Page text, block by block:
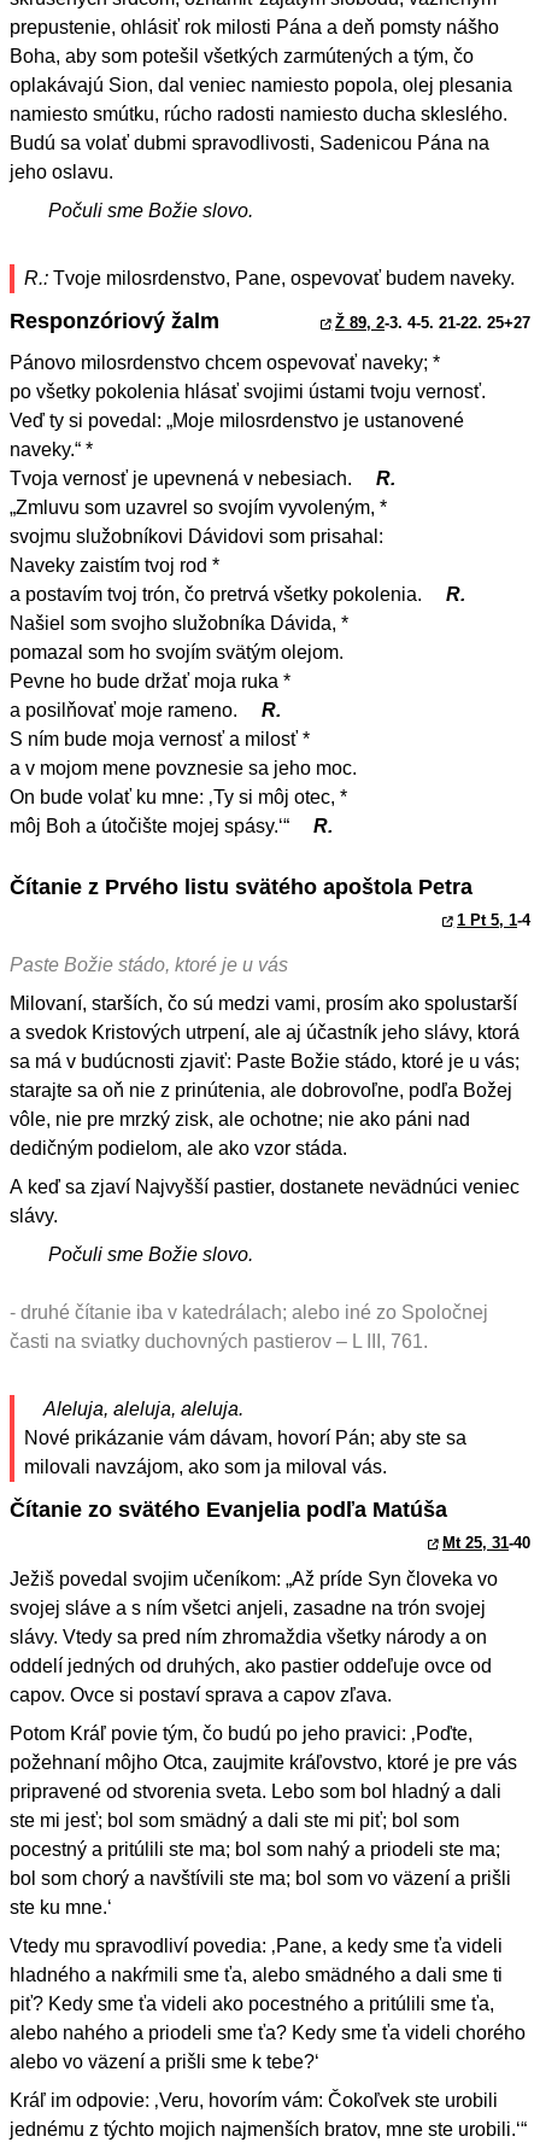
prepustenie, ohlásiť rok milosti Pána a deň pomsty nášho
Boha, aby som potešil všetkých zarmútených a tým, čo
oplakávajú Sion, dal veniec namiesto popola, olej plesania
namiesto smútku, rúcho radosti namiesto ducha skleslého.
Budú sa volať dubmi spravodlivosti, Sadenicou Pána na
jeho oslavu.
Počuli sme Božie slovo.
R.: Tvoje milosrdenstvo, Pane, ospevovať budem naveky.
Responzóriový žalm Ž 89, 2-3. 4-5. 21-22. 25+27
Pánovo milosrdenstvo chcem ospevovať naveky; *
po všetky pokolenia hlásať svojimi ústami tvoju vernosť.
Veď ty si povedal: „Moje milosrdenstvo je ustanovené
naveky.“ *
Tvoja vernosť je upevnená v nebesiach.
R.
„Zmluvu som uzavrel so svojím vyvoleným, *
svojmu služobníkovi Dávidovi som prisahal:
Naveky zaistím tvoj rod *
a postavím tvoj trón, čo pretrvá všetky pokolenia.
R.
Našiel som svojho služobníka Dávida, *
pomazal som ho svojím svätým olejom.
Pevne ho bude držať moja ruka *
a posilňovať moje rameno.
R.
S ním bude moja vernosť a milosť *
a v mojom mene povznesie sa jeho moc.
On bude volať ku mne: ‚Ty si môj otec, *
môj Boh a útočište mojej spásy.‘“
R.
Čítanie z Prvého listu svätého apoštola Petra
1 Pt 5, 1-4
Paste Božie stádo, ktoré je u vás
Milovaní, starších, čo sú medzi vami, prosím ako spolustarší
a svedok Kristových utrpení, ale aj účastník jeho slávy, ktorá
sa má v budúcnosti zjaviť: Paste Božie stádo, ktoré je u vás;
starajte sa oň nie z prinútenia, ale dobrovoľne, podľa Božej
vôle, nie pre mrzký zisk, ale ochotne; nie ako páni nad
dedičným podielom, ale ako vzor stáda.
A keď sa zjaví Najvyšší pastier, dostanete nevädnúci veniec
slávy.
Počuli sme Božie slovo.
- druhé čítanie iba v katedrálach; alebo iné zo Spoločnej
časti na sviatky duchovných pastierov – L III, 761.
Aleluja, aleluja, aleluja.
Nové prikázanie vám dávam, hovorí Pán; aby ste sa
milovali navzájom, ako som ja miloval vás.
Čítanie zo svätého Evanjelia podľa Matúša
Mt 25, 31-40
Ježiš povedal svojim učeníkom: „Až príde Syn človeka vo
svojej sláve a s ním všetci anjeli, zasadne na trón svojej
slávy. Vtedy sa pred ním zhromaždia všetky národy a on
oddelí jedných od druhých, ako pastier oddeľuje ovce od
capov. Ovce si postaví sprava a capov zľava.
Potom Kráľ povie tým, čo budú po jeho pravici: ‚Poďte,
požehnaní môjho Otca, zaujmite kráľovstvo, ktoré je pre vás
pripravené od stvorenia sveta. Lebo som bol hladný a dali
ste mi jesť; bol som smädný a dali ste mi piť; bol som
pocestný a pritúlili ste ma; bol som nahý a priodeli ste ma;
bol som chorý a navštívili ste ma; bol som vo väzení a prišli
ste ku mne.‘
Vtedy mu spravodliví povedia: ‚Pane, a kedy sme ťa videli
hladného a nakŕmili sme ťa, alebo smädného a dali sme ti
piť? Kedy sme ťa videli ako pocestného a pritúlili sme ťa,
alebo nahého a priodeli sme ťa? Kedy sme ťa videli chorého
alebo vo väzení a prišli sme k tebe?‘
Kráľ im odpovie: ‚Veru, hovorím vám: Čokoľvek ste urobili
jednému z týchto mojich najmenších bratov, mne ste urobili.‘“